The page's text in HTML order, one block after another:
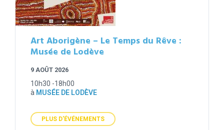
Art Aborigène – Le Temps du Rêve :
Musée de Lodève
9 AOÛT 2026
10h30 -18h00
à MUSÉE DE LODÈVE
PLUS D'ÉVÉNEMENTS